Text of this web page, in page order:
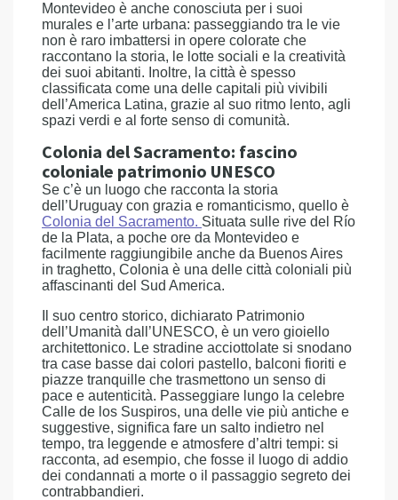
Montevideo è anche conosciuta per i suoi
murales e l’arte urbana: passeggiando tra le vie
non è raro imbattersi in opere colorate che
raccontano la storia, le lotte sociali e la creatività
dei suoi abitanti. Inoltre, la città è spesso
classificata come una delle capitali più vivibili
dell’America Latina, grazie al suo ritmo lento, agli
spazi verdi e al forte senso di comunità.
Colonia del Sacramento: fascino
coloniale patrimonio UNESCO
Se c’è un luogo che racconta la storia
dell’Uruguay con grazia e romanticismo, quello è
Colonia del Sacramento. Situata sulle rive del Río
de la Plata, a poche ore da Montevideo e
facilmente raggiungibile anche da Buenos Aires
in traghetto, Colonia è una delle città coloniali più
affascinanti del Sud America.
Il suo centro storico, dichiarato Patrimonio
dell’Umanità dall’UNESCO, è un vero gioiello
architettonico. Le stradine acciottolate si snodano
tra case basse dai colori pastello, balconi fioriti e
piazze tranquille che trasmettono un senso di
pace e autenticità. Passeggiare lungo la celebre
Calle de los Suspiros, una delle vie più antiche e
suggestive, significa fare un salto indietro nel
tempo, tra leggende e atmosfere d’altri tempi: si
racconta, ad esempio, che fosse il luogo di addio
dei condannati a morte o il passaggio segreto dei
contrabbandieri.